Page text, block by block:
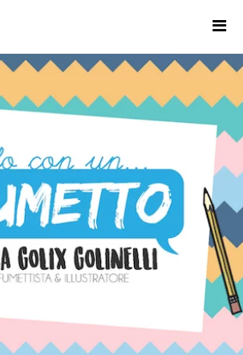
UPDATES
news & updates